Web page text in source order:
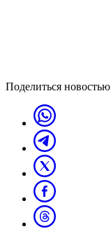
Поделиться новостью